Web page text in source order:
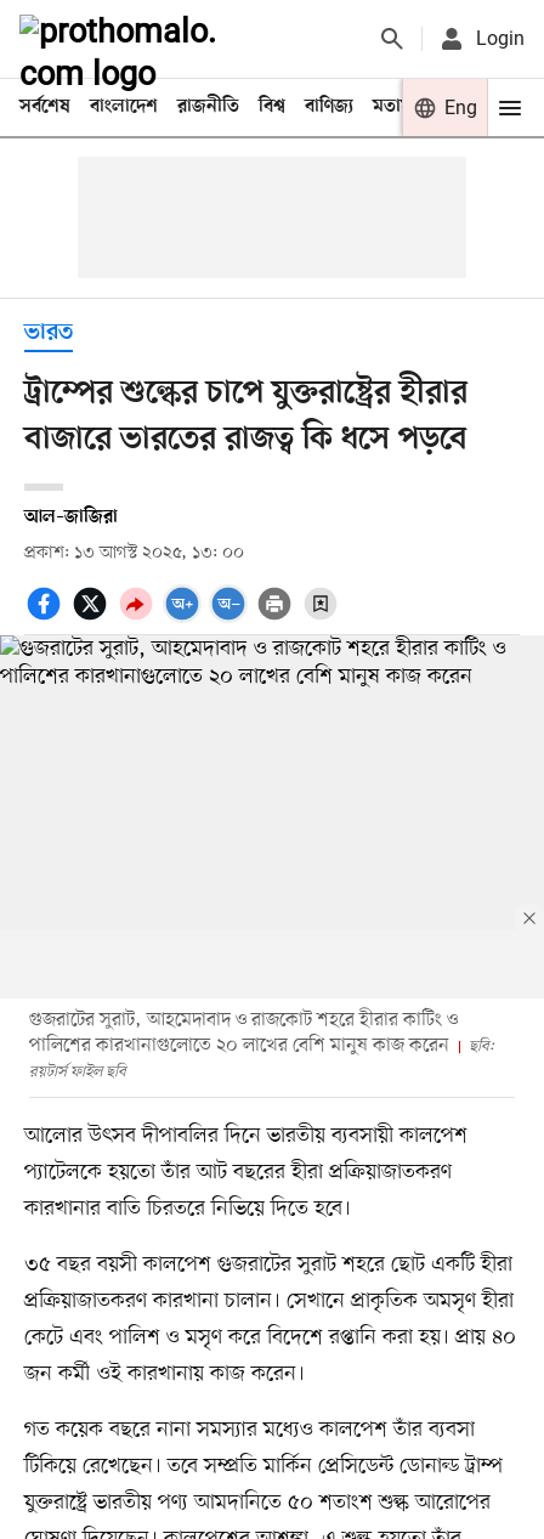
Login
সর্বশেষ বাংলাদেশ রাজনীতি বিশ্ব বাণিজ্য মতামত খেলা
Eng
ভারত
ট্রাম্পের শুল্কের চাপে যুক্তরাষ্ট্রের হীরার
বাজারে ভারতের রাজত্ব কি ধসে পড়বে
আল–জাজিরা
প্রকাশ: ১৩ আগস্ট ২০২৫, ১৩: ০০
গুজরাটের সুরাট, আহমেদাবাদ ও রাজকোট শহরে হীরার কাটিং ও
পালিশের কারখানাগুলোতে ২০ লাখের বেশি মানুষ কাজ করেন
ছবি:
রয়টার্স ফাইল ছবি
আলোর উৎসব দীপাবলির দিনে ভারতীয় ব্যবসায়ী কালপেশ
প্যাটেলকে হয়তো তাঁর আট বছরের হীরা প্রক্রিয়াজাতকরণ
কারখানার বাতি চিরতরে নিভিয়ে দিতে হবে।
৩৫ বছর বয়সী কালপেশ গুজরাটের সুরাট শহরে ছোট একটি হীরা
প্রক্রিয়াজাতকরণ কারখানা চালান। সেখানে প্রাকৃতিক অমসৃণ হীরা
কেটে এবং পালিশ ও মসৃণ করে বিদেশে রপ্তানি করা হয়। প্রায় ৪০
জন কর্মী ওই কারখানায় কাজ করেন।
গত কয়েক বছরে নানা সমস্যার মধ্যেও কালপেশ তাঁর ব্যবসা
টিকিয়ে রেখেছেন। তবে সম্প্রতি মার্কিন প্রেসিডেন্ট ডোনাল্ড ট্রাম্প
যুক্তরাষ্ট্রে ভারতীয় পণ্য আমদানিতে ৫০ শতাংশ শুল্ক আরোপের